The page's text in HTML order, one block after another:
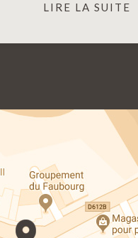
LIRE LA SUITE